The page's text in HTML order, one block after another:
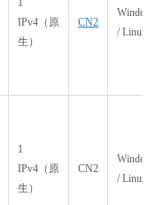
1
IPv4（原
生）
CN2
/ Linux
1
IPv4（原
生）
CN2
/ Linux